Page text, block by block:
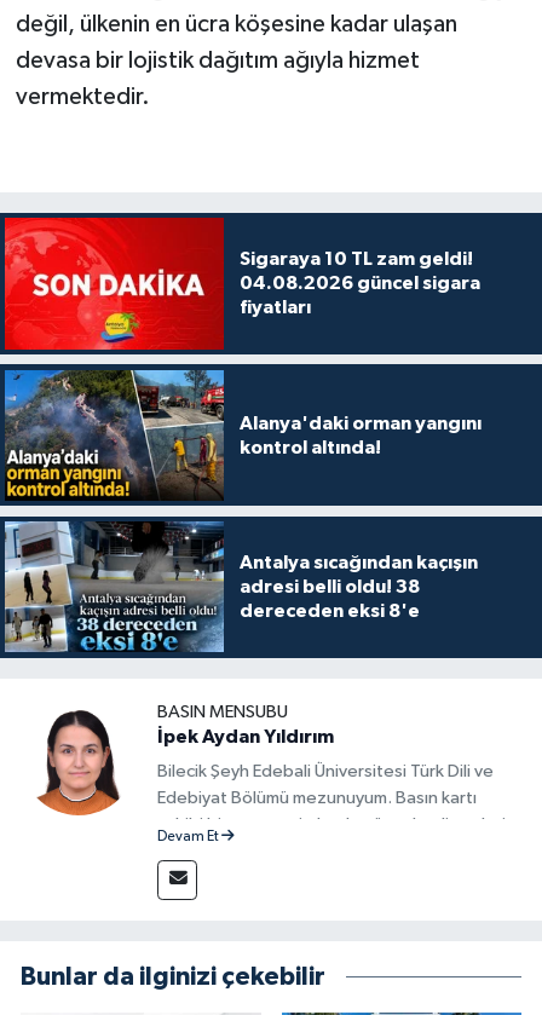
değil, ülkenin en ücra köşesine kadar ulaşan
devasa bir lojistik dağıtım ağıyla hizmet
vermektedir.
Sigaraya 10 TL zam geldi!
04.08.2026 güncel sigara
fiyatları
Alanya'daki orman yangını
kontrol altında!
Antalya sıcağından kaçışın
adresi belli oldu! 38
dereceden eksi 8'e
BASIN MENSUBU
İpek Aydan Yıldırım
Bilecik Şeyh Edebali Üniversitesi Türk Dili ve
Edebiyat Bölümü mezunuyum. Basın kartı
sahibi bir gazeteci olarak, güncel gelişmeleri
güvenilir ve tarafsız bilgilerle buluşturmayı
amaçlıyorum. Habercilik anlayışımda etik
alanlarda ürettiğim içeriklerle kamuoyuna
fayda sağla
Devam Et
Bunlar da ilginizi çekebilir